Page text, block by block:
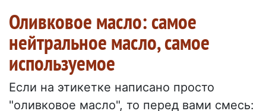
Оливковое масло: самое
нейтральное масло, самое
используемое
Если на этикетке написано просто
"оливковое масло", то перед вами смесь: